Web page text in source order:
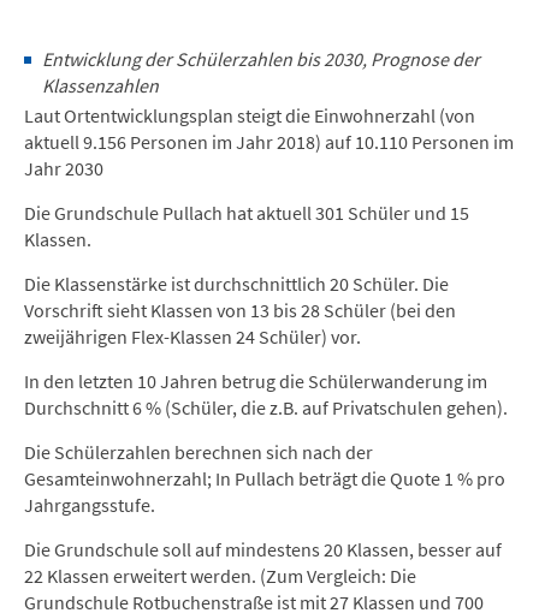
Entwicklung der Schülerzahlen bis 2030, Prognose der
Klassenzahlen
Laut Ortentwicklungsplan steigt die Einwohnerzahl (von
aktuell 9.156 Personen im Jahr 2018) auf 10.110 Personen im
Jahr 2030
Die Grundschule Pullach hat aktuell 301 Schüler und 15
Klassen.
Die Klassenstärke ist durchschnittlich 20 Schüler. Die
Vorschrift sieht Klassen von 13 bis 28 Schüler (bei den
zweijährigen Flex-Klassen 24 Schüler) vor.
In den letzten 10 Jahren betrug die Schülerwanderung im
Durchschnitt 6 % (Schüler, die z.B. auf Privatschulen gehen).
Die Schülerzahlen berechnen sich nach der
Gesamteinwohnerzahl; In Pullach beträgt die Quote 1 % pro
Jahrgangsstufe.
Die Grundschule soll auf mindestens 20 Klassen, besser auf
22 Klassen erweitert werden. (Zum Vergleich: Die
Grundschule Rotbuchenstraße ist mit 27 Klassen und 700